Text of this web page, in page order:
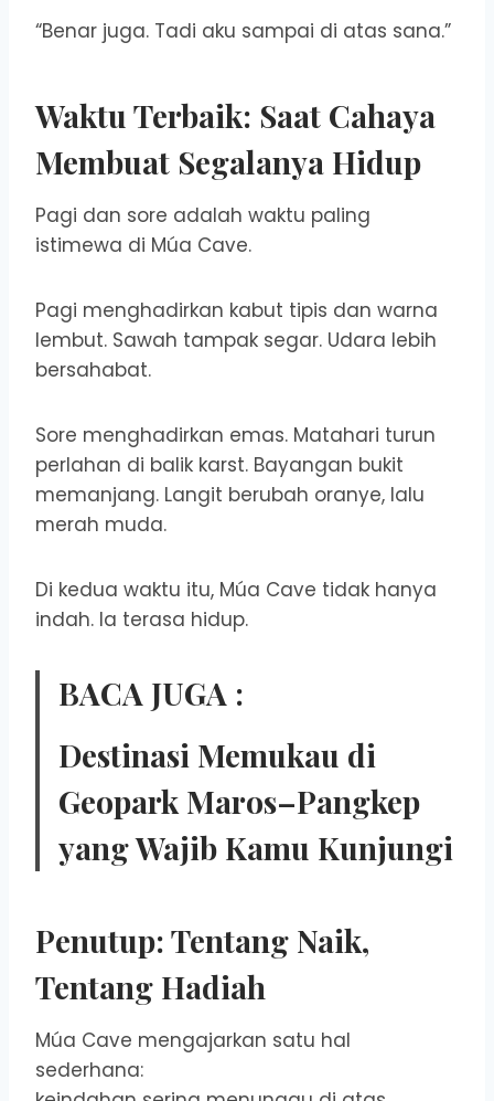
“Benar juga. Tadi aku sampai di atas sana.”
Waktu Terbaik: Saat Cahaya
Membuat Segalanya Hidup
Pagi dan sore adalah waktu paling
istimewa di Múa Cave.
Pagi menghadirkan kabut tipis dan warna
lembut. Sawah tampak segar. Udara lebih
bersahabat.
Sore menghadirkan emas. Matahari turun
perlahan di balik karst. Bayangan bukit
memanjang. Langit berubah oranye, lalu
merah muda.
Di kedua waktu itu, Múa Cave tidak hanya
indah. Ia terasa hidup.
BACA JUGA :
Destinasi Memukau di
Geopark Maros–Pangkep
yang Wajib Kamu Kunjungi
Penutup: Tentang Naik,
Tentang Hadiah
Múa Cave mengajarkan satu hal
sederhana: